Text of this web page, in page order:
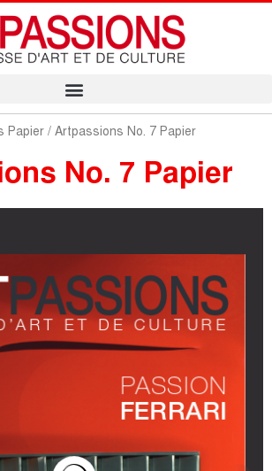
Papier / Artpassions No. 7 Papier
No. 7 Papier